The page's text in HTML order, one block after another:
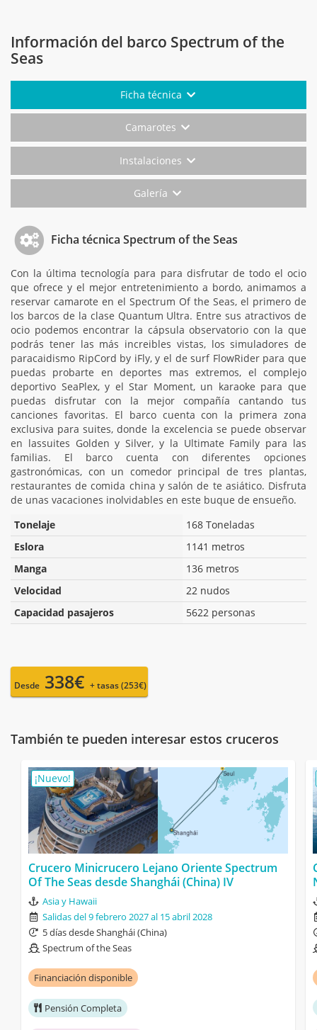
Información del barco Spectrum of the
Seas
Ficha técnica
Camarotes
Instalaciones
Galería
Ficha técnica Spectrum of the Seas
Con la última tecnología para para disfrutar de todo el ocio
que ofrece y el mejor entretenimiento a bordo, animamos a
reservar camarote en el Spectrum Of the Seas, el primero de
los barcos de la clase Quantum Ultra. Entre sus atractivos de
ocio podemos encontrar la cápsula observatorio con la que
podrás tener las más increibles vistas, los simuladores de
paracaidismo RipCord by iFly, y el de surf FlowRider para que
puedas probarte en deportes mas extremos, el complejo
deportivo SeaPlex, y el Star Moment, un karaoke para que
puedas disfrutar con la mejor compañía cantando tus
canciones favoritas. El barco cuenta con la primera zona
exclusiva para suites, donde la excelencia se puede observar
en lassuites Golden y Silver, y la Ultimate Family para las
familias. El barco cuenta con diferentes opciones
gastronómicas, con un comedor principal de tres plantas,
restaurantes de comida china y salón de te asiático. Disfruta
de unas vacaciones inolvidables en este buque de ensueño.
Tonelaje
168 Toneladas
Eslora
1141 metros
Manga
136 metros
Velocidad
22 nudos
Capacidad pasajeros
5622 personas
Desde 338€ + tasas (253€)
También te pueden interesar estos cruceros
¡Nuevo!
Crucero Minicrucero Lejano Oriente Spectrum
Of The Seas desde Shanghái (China) IV
Asia y Hawaii
Salidas del 9 febrero 2027 al 15 abril 2028
5 días desde Shanghái (China)
Spectrum of the Seas
Financiación disponible
Pensión Completa